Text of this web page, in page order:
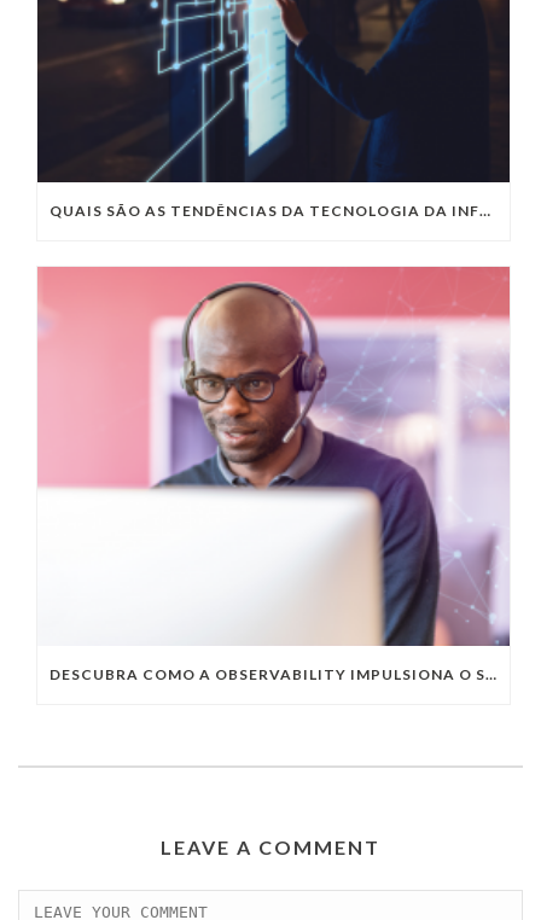
QUAIS SÃO AS TENDÊNCIAS DA TECNOLOGIA DA INFORMAÇÃO PARA 2023?
DESCUBRA COMO A OBSERVABILITY IMPULSIONA O SUCESSO DO SEU NEGÓCIO
LEAVE A COMMENT